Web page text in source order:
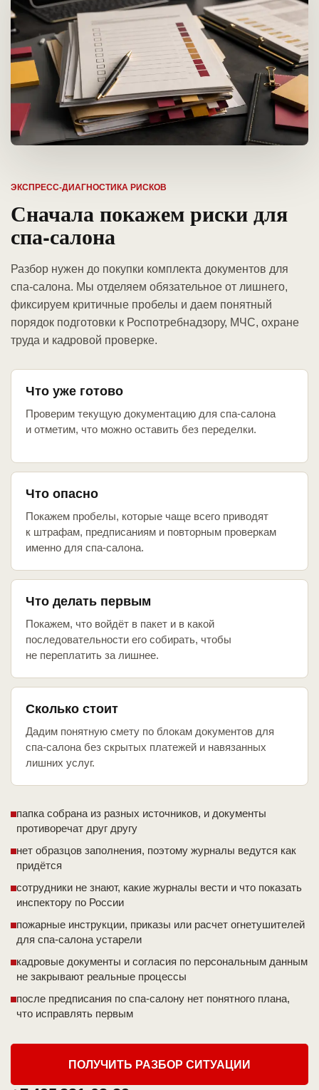
ЭКСПРЕСС-ДИАГНОСТИКА РИСКОВ
Сначала покажем риски для
спа-салона
Разбор нужен до покупки комплекта документов для
спа-салона. Мы отделяем обязательное от лишнего,
фиксируем критичные пробелы и даем понятный
порядок подготовки к Роспотребнадзору, МЧС, охране
труда и кадровой проверке.
Что уже готово
Проверим текущую документацию для спа-салона
и отметим, что можно оставить без переделки.
Что опасно
Покажем пробелы, которые чаще всего приводят
к штрафам, предписаниям и повторным проверкам
именно для спа-салона.
Что делать первым
Покажем, что войдёт в пакет и в какой
последовательности его собирать, чтобы
не переплатить за лишнее.
Сколько стоит
Дадим понятную смету по блокам документов для
спа-салона без скрытых платежей и навязанных
лишних услуг.
папка собрана из разных источников, и документы
противоречат друг другу
нет образцов заполнения, поэтому журналы ведутся как
придётся
сотрудники не знают, какие журналы вести и что показать
инспектору по России
пожарные инструкции, приказы или расчет огнетушителей
для спа-салона устарели
кадровые документы и согласия по персональным данным
не закрывают реальные процессы
после предписания по спа-салону нет понятного плана,
что исправлять первым
ПОЛУЧИТЬ РАЗБОР СИТУАЦИИ